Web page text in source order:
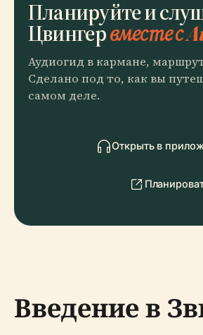
Планируйте и
Цвингервместе с
Аудиогид в кармане, маршрут
Сделано под то, как вы
самом деле.
Открыть в
Введение в